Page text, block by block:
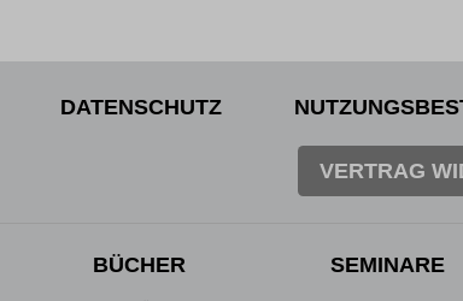
DATENSCHUTZ
VERTRAG
BÜCHER SEMINARE